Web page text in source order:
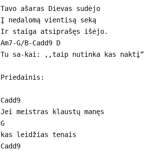
Tavo ašaras Dievas sudėjo
Į nedalomą vientisą seką
Ir staiga atsiprašęs išėjo.
Am7-G/B-Cadd9 D
Tu sa-kai: ,,taip nutinka kas naktį“
Priedainis:
Cadd9
Jei meistras klaustų manęs
G
kas leidžias tenais
Cadd9